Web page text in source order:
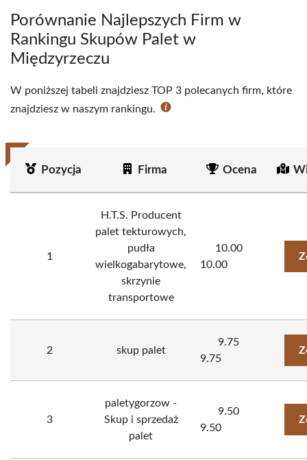
Porównanie Najlepszych Firm w
Rankingu Skupów Palet w
Międzyrzeczu
W poniższej tabeli znajdziesz TOP 3 polecanych firm, które
znajdziesz w naszym rankingu.
Pozycja Firma Ocena
1
H.T.S. Producent
palet tekturowych,
pudła
wielkogabarytowe,
skrzynie
transportowe
10.00
10.00
2 skup palet
9.75
9.75
3
paletygorzow -
Skup i sprzedaż
palet
9.50
9.50